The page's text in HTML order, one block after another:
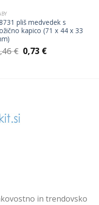
pliš medvedek s
kapico (71 x 44 x 33
€ Izvirna
cena
0,73 €Trenutna
in trendovsko